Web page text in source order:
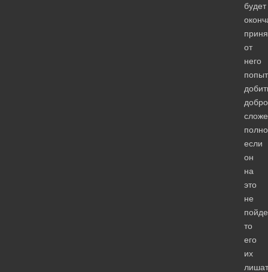
будет
от
него
если
он
на
это
не
то
его
их
лишат